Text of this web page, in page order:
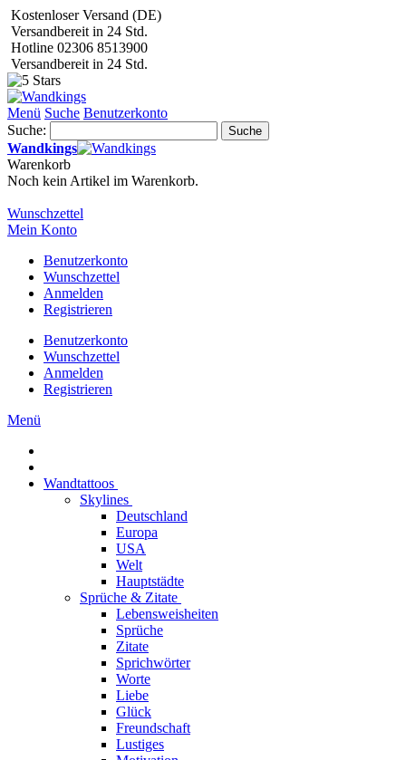
Kostenloser Versand (DE)
Versandbereit in 24 Std.
Hotline 02306 8513900
Versandbereit in 24 Std.
Menü Suche Benutzerkonto
Suche:
Suche
Wandkings
Warenkorb
Noch kein Artikel im Warenkorb.
Wunschzettel
Mein Konto
Benutzerkonto
Wunschzettel
Anmelden
Registrieren
Benutzerkonto
Wunschzettel
Anmelden
Registrieren
Menü
Wandtattoos
Skylines
Deutschland
Europa
USA
Welt
Hauptstädte
Sprüche & Zitate
Lebensweisheiten
Sprüche
Zitate
Sprichwörter
Worte
Liebe
Glück
Freundschaft
Lustiges